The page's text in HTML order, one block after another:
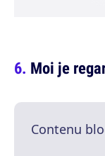
Moi je
Contenu